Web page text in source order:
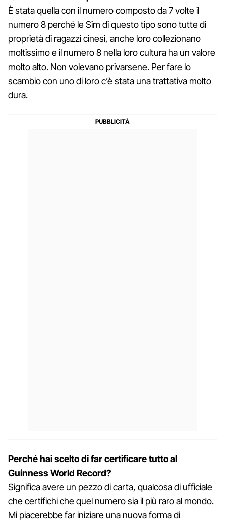
È stata quella con il numero composto da 7 volte il
numero 8 perché le Sim di questo tipo sono tutte di
proprietà di ragazzi cinesi, anche loro collezionano
moltissimo e il numero 8 nella loro cultura ha un valore
molto alto. Non volevano privarsene. Per fare lo
scambio con uno di loro c’è stata una trattativa molto
dura.
Perché hai scelto di far certificare tutto al
Guinness World Record?
Significa avere un pezzo di carta, qualcosa di ufficiale
che certifichi che quel numero sia il più raro al mondo.
Mi piacerebbe far iniziare una nuova forma di